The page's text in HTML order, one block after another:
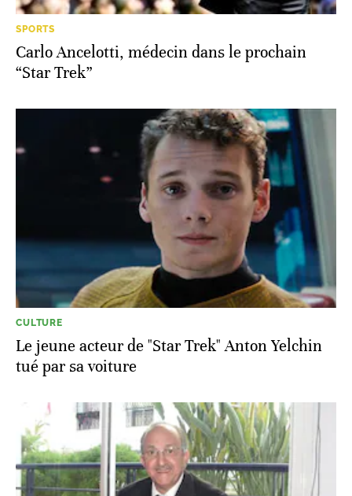
SPORTS
Carlo Ancelotti, médecin dans le prochain
“Star Trek”
CULTURE
Le jeune acteur de "Star Trek" Anton Yelchin
tué par sa voiture